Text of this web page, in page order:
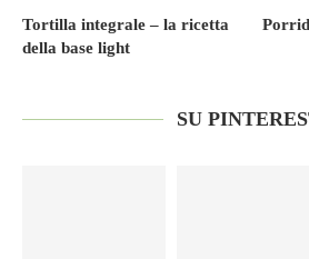
Tortilla integrale – la ricetta
della base light
SU